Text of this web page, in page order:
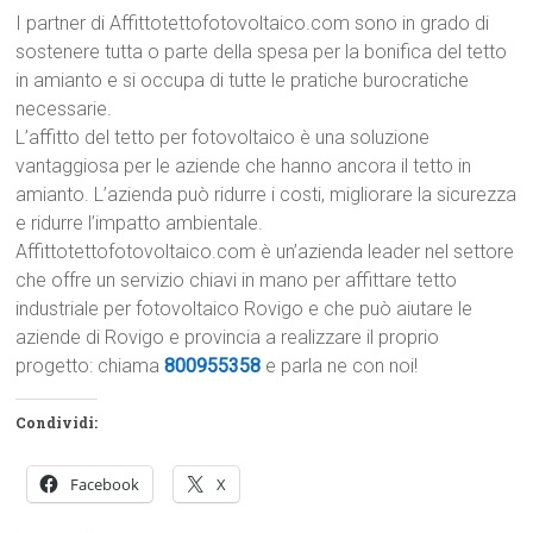
I partner di Affittotettofotovoltaico.com sono in grado di
sostenere tutta o parte della spesa per la bonifica del tetto
in amianto e si occupa di tutte le pratiche burocratiche
necessarie.
L’affitto del tetto per fotovoltaico è una soluzione
vantaggiosa per le aziende che hanno ancora il tetto in
amianto. L’azienda può ridurre i costi, migliorare la sicurezza
e ridurre l’impatto ambientale.
Affittotettofotovoltaico.com è un’azienda leader nel settore
che offre un servizio chiavi in mano per affittare tetto
industriale per fotovoltaico Rovigo e che può aiutare le
aziende di Rovigo e provincia a realizzare il proprio
progetto: chiama800955358 e parla ne con noi!
Condividi:
Facebook X